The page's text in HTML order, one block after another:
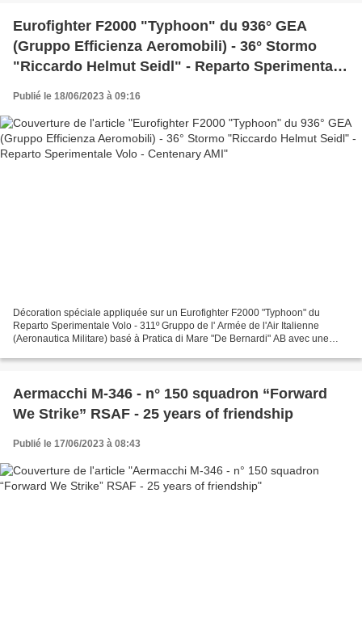
Eurofighter F2000 "Typhoon" du 936° GEA
(Gruppo Efficienza Aeromobili) - 36° Stormo
"Riccardo Helmut Seidl" - Reparto Sperimentale
Volo - Centenary AMI
Publié le 18/06/2023 à 09:16
Décoration spéciale appliquée sur un Eurofighter F2000 "Typhoon" du
Reparto Sperimentale Volo - 311º Gruppo de l' Armée de l'Air Italienne
(Aeronautica Militare) basé à Pratica di Mare "De Bernardi" AB avec une
Aermacchi M-346 - n° 150 squadron “Forward
We Strike” RSAF - 25 years of friendship
Publié le 17/06/2023 à 08:43